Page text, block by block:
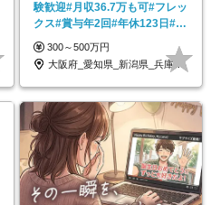
験歓迎#月収36.7万も可#フレッ
クス#賞与年2回#年休123日#完
全週休2日制
300～500万円
大阪府_愛知県_新潟県_兵庫県_福岡県